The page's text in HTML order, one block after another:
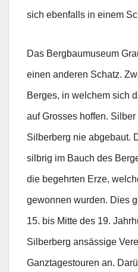
sich ebenfalls in einem
Das Bergbaumuseum
einen anderen Schatz.
Berges, in welchem sich
auf Grosses hoffen.
Silberberg nie abgebaut.
silbrig im Bauch des
die begehrten Erze,
gewonnen wurden. Dies
15. bis Mitte des 19.
Silberberg ansässige
Ganztagestouren an.